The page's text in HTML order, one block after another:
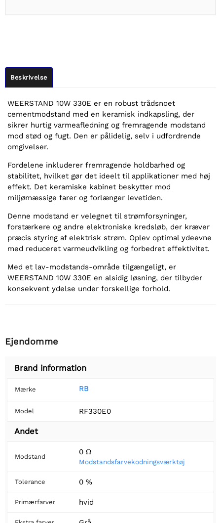
Beskrivelse
WEERSTAND 10W 330E er en robust trådsnoet
cementmodstand med en keramisk indkapsling, der
sikrer hurtig varmeafledning og fremragende modstand
mod stød og fugt. Den er pålidelig, selv i udfordrende
omgivelser.
Fordelene inkluderer fremragende holdbarhed og
stabilitet, hvilket gør det ideelt til applikationer med høj
effekt. Det keramiske kabinet beskytter mod
miljømæssige farer og forlænger levetiden.
Denne modstand er velegnet til strømforsyninger,
forstærkere og andre elektroniske kredsløb, der kræver
præcis styring af elektrisk strøm. Oplev optimal ydeevne
med reduceret varmeudvikling og forbedret effektivitet.
Med et lav-modstands-område tilgængeligt, er
WEERSTAND 10W 330E en alsidig løsning, der tilbyder
konsekvent ydelse under forskellige forhold.
Ejendomme
Brand information
Mærke RB
Model RF330E0
Andet
Modstand
0 Ω
Modstandsfarvekodningsværktøj
Tolerance 0 %
Primærfarver hvid